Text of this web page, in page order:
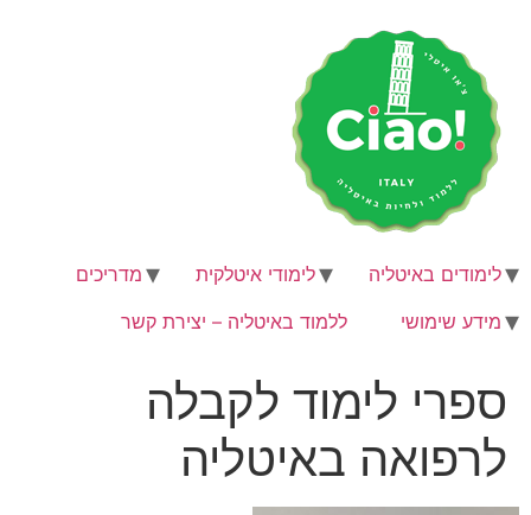
לימודים באיטליה לימודי איטלקית
מדריכים
מידע שימושי
ללמוד באיטליה – יצירת קשר
ספרי לימוד לקבלה
לרפואה באיטליה